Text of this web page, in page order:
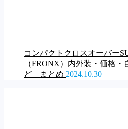
コンパクトクロスオーバー
（FRONX）内外装・価格
ど まとめ 2024.10.30